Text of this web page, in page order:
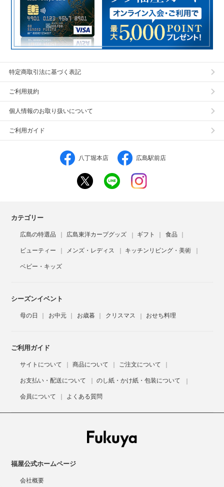
特定商取引法に基づく表記
ご利用規約
個人情報のお取り扱いについて
ご利用ガイド
八丁堀本店 広島駅前店
カテゴリー
広島の特選品 広島東洋カープグッズ ギフト 食品
ビューティー メンズ・レディス キッチンリビング・美術
ベビー・キッズ
シーズンイベント
母の日 お中元 お歳暮 クリスマス おせち料理
ご利用ガイド
サイトについて 商品について ご注文について
お支払い・配送について のし紙・かけ紙・包装について
会員について よくある質問
福屋公式ホームページ
会社概要